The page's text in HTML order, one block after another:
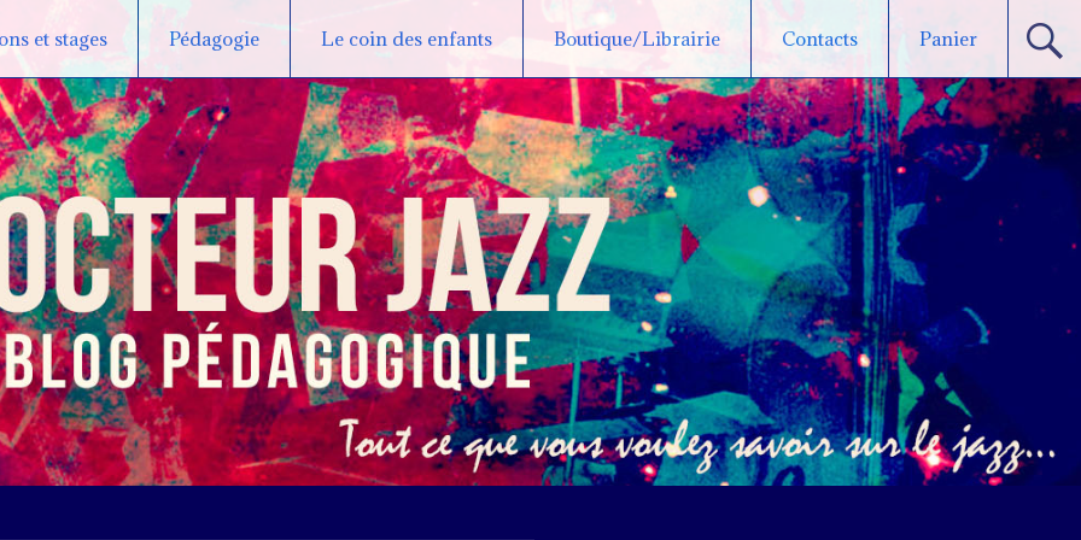
et stages Pédagogie Le coin des enfants Boutique/Librairie Contacts Panier